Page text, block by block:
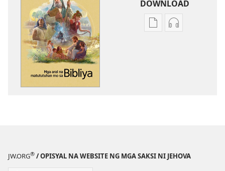
DOWNLOAD
Opsiyon
sa
Opsiyon
sa
JW.ORG® / OPISYAL NA WEBSITE NG MGA SAKSI NI JEHOVA